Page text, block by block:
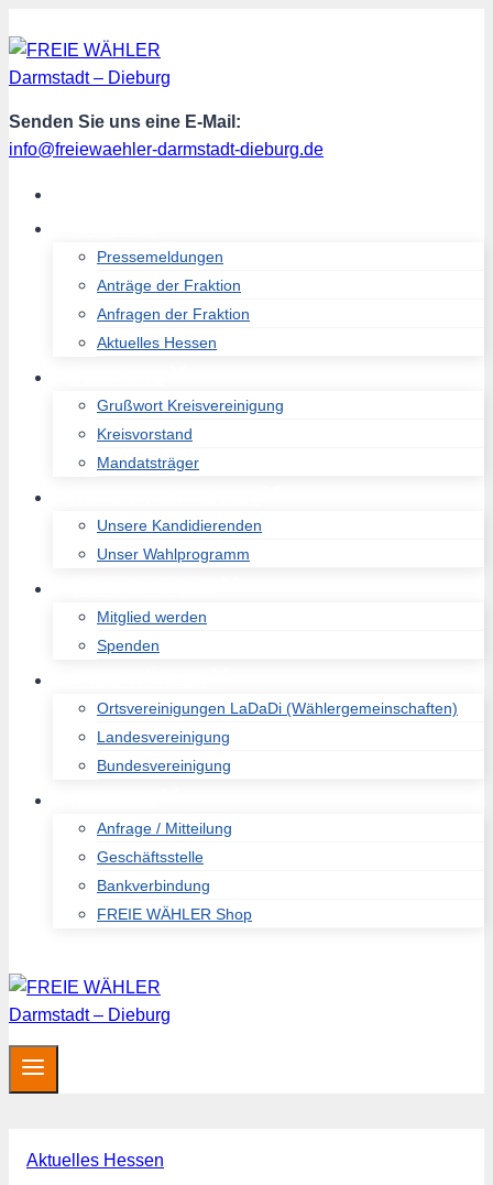
Inhalt
springen
Senden Sie uns eine E-Mail:
info@freiewaehler-darmstadt-dieburg.de
Pressemeldungen
Anträge der Fraktion
Anfragen der Fraktion
Aktuelles Hessen
Grußwort Kreisvereinigung
Kreisvorstand
Mandatsträger
Unsere Kandidierenden
Unser Wahlprogramm
Mitglied werden
Spenden
Ortsvereinigungen LaDaDi (Wählergemeinschaften)
Landesvereinigung
Bundesvereinigung
Anfrage / Mitteilung
Geschäftsstelle
Bankverbindung
FREIE WÄHLER Shop
Aktuelles Hessen